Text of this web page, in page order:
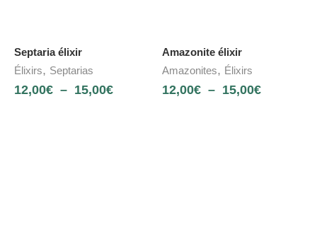
Septaria élixir
Élixirs, Septarias
12,00€ – 15,00€
Amazonite élixir
Amazonites, Élixirs
12,00€ – 15,00€